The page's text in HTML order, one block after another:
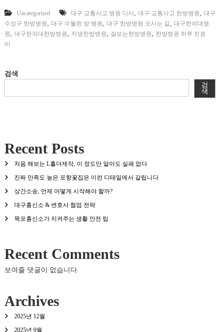
Uncategorized 대구 교통사고 병원 디시 , 대구 교통사고 한방병원 , 대구
수성구 한방병원 , 대구 수월한 방 병원 , 대구 한방병원 오시는 길 , 대구한의대병
원 , 대구한의대한방병원 , 자생한방병원 , 잘보는한방병원 , 한방병원 하루 진료
비
검색
검
색
Recent Posts
처음 해보는 L홀더제작, 이 정도만 알아도 실패 없다
진짜 만족도 높은 포항꽃집은 이런 디테일에서 갈립니다
상간소송, 언제 어떻게 시작해야 할까?
대구흥신소 & 변호사 협업 전략
목포흥신소가 지켜주는 생활 안전 팁
Recent Comments
보여줄 댓글이 없습니다.
Archives
2025년 12월
2025년 9월